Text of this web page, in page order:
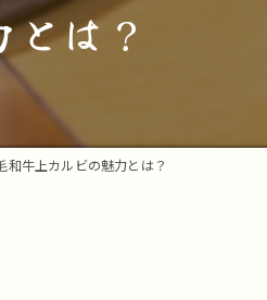
は？
牛上カルビの魅力とは？